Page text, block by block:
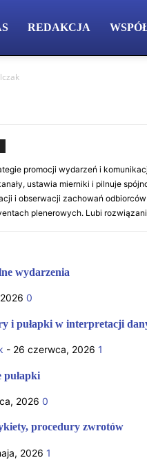
REDAKCJA
promocji wydarzeń i
ustawia mierniki i pilnuje
i obserwacji zachowań
plenerowych. Lubi
wydarzenia
0
i pułapki w interpretacji
- 26 czerwca, 2026 1
pułapki
2026 0
procedury zwrotów
2026 1